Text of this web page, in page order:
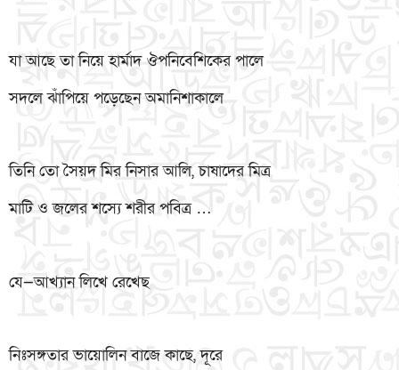
যা আছে তা নিয়ে হার্মাদ ঔপনিবেশিকের পালে
সদলে ঝাঁপিয়ে পড়েছেন অমানিশাকালে
তিনি তো সৈয়দ মির নিসার আলি, চাষাদের মিত্র
মাটি ও জলের শস্যে শরীর পবিত্র …
যে—আখ্যান লিখে রেখেছ
নিঃসঙ্গতার ভায়োলিন বাজে কাছে, দূরে